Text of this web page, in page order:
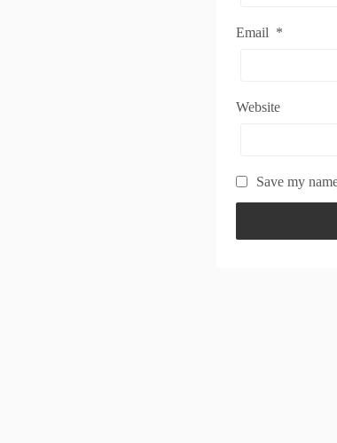
Email *
Website
Save my